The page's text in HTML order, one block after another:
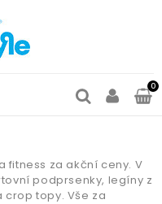
0
fitness za akční ceny. V
podprsenky, legíny z
crop topy. Vše za